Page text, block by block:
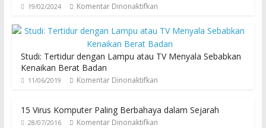
19/02/2024 Komentar Dinonaktifkan
Studi: Tertidur dengan Lampu atau TV Menyala Sebabkan
Kenaikan Berat Badan
11/06/2019 Komentar Dinonaktifkan
15 Virus Komputer Paling Berbahaya dalam Sejarah
28/07/2016 Komentar Dinonaktifkan